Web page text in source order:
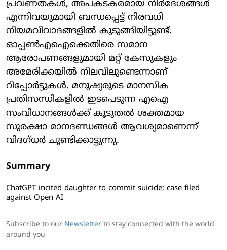
പ്രവണതകള്‍, അപകടകരമായ നിര്‍ദേശങ്ങള്‍
എന്നിവയുമായി ബന്ധപ്പെട്ട് നിരവധി
നിയമവിവാദങ്ങളില്‍ കുടുങ്ങിയിട്ടുണ്ട്.
ഓപ്പണ്‍എഐക്കെതിരെ സമാന
ആരോപണങ്ങളുമായി മറ്റ് കേസുകളും
അമേരിക്കയില്‍ നിലവിലുണ്ടെന്നാണ്
റിപ്പോര്‍ട്ടുകള്‍. മനുഷ്യരുടെ മാനസിക
പ്രതിസന്ധികളില്‍ ഇടപെടുന്ന എഐ
സംവിധാനങ്ങള്‍ക്ക് കൂടുതല്‍ ശക്തമായ
സുരക്ഷാ മാനദണ്ഡങ്ങള്‍ ആവശ്യമാണെന്ന്
വിദഗ്ധര്‍ ചൂണ്ടിക്കാട്ടുന്നു.
Summary
ChatGPT incited daughter to commit suicide; case filed
against Open AI
Subscribe to our Newsletter to stay connected with the world
around you